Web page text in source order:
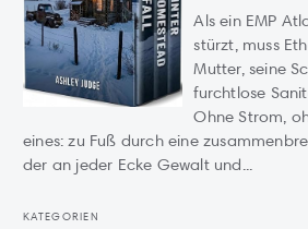
Als ein EMP
stürzt, muss
Mutter, seine
furchtlose
Ohne Strom,
eines: zu Fuß durch eine
der an jeder Ecke Gewalt und...
KATEGORIEN